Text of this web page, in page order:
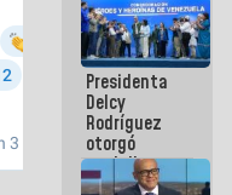
Mayor
Eléctrico
para
abordar
planes de
acción
Presidenta
Delcy
Rodríguez
otorgó
medalla
"Héroe de